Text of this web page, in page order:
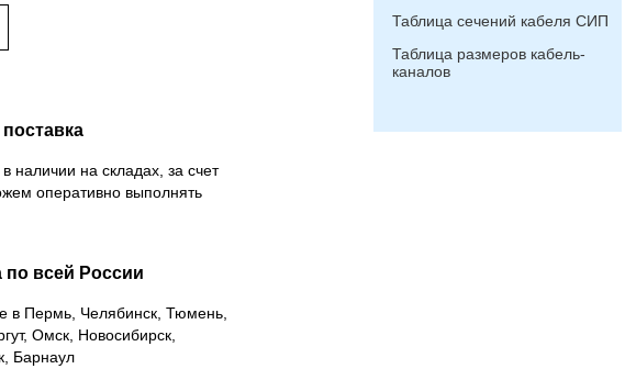
наличии на складах, за счет
оперативно выполнять
по всей России
в Пермь, Челябинск, Тюмень,
Омск, Новосибирск,
Барнаул
Таблица сечений кабеля СИП
Таблица размеров кабель-
каналов